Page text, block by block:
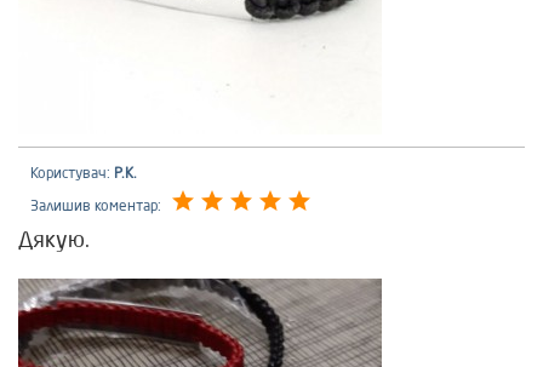
Користувач: Р.К.
Залишив коментар:
Дякую.